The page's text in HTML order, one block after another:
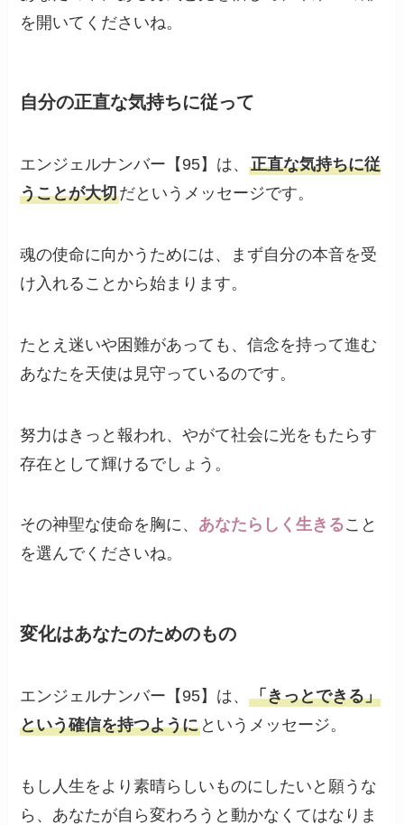
を開いてくださいね。
自分の正直な気持ちに従って
エンジェルナンバー【95】は、正直な気持ちに従
うことが大切だというメッセージです。
魂の使命に向かうためには、まず自分の本音を受
け入れることから始まります。
たとえ迷いや困難があっても、信念を持って進む
あなたを天使は見守っているのです。
努力はきっと報われ、やがて社会に光をもたらす
存在として輝けるでしょう。
その神聖な使命を胸に、 あなたらしく生きること
を選んでくださいね。
変化はあなたのためのもの
エンジェルナンバー【95】は、「きっとできる」
という確信を持つように というメッセージ。
もし人生をより素晴らしいものにしたいと願うな
ら、あなたが自ら変わろうと動かなくてはなりま